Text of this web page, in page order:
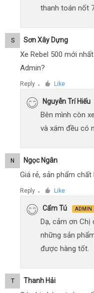
thanh toán nốt
S Sơn Xây Dựng
Xe Rebel 500 mới
Admin?
Reply ● Like
Nguyễn Trí Hiếu
Bên mình còn
và xám đều có
N Ngọc Ngân
Giá rẻ, sản phẩm
Reply ● Like
Cẩm Tú ADMIN
Dạ, cảm ơn
những sản
được hàng tốt.
T Thanh Hải